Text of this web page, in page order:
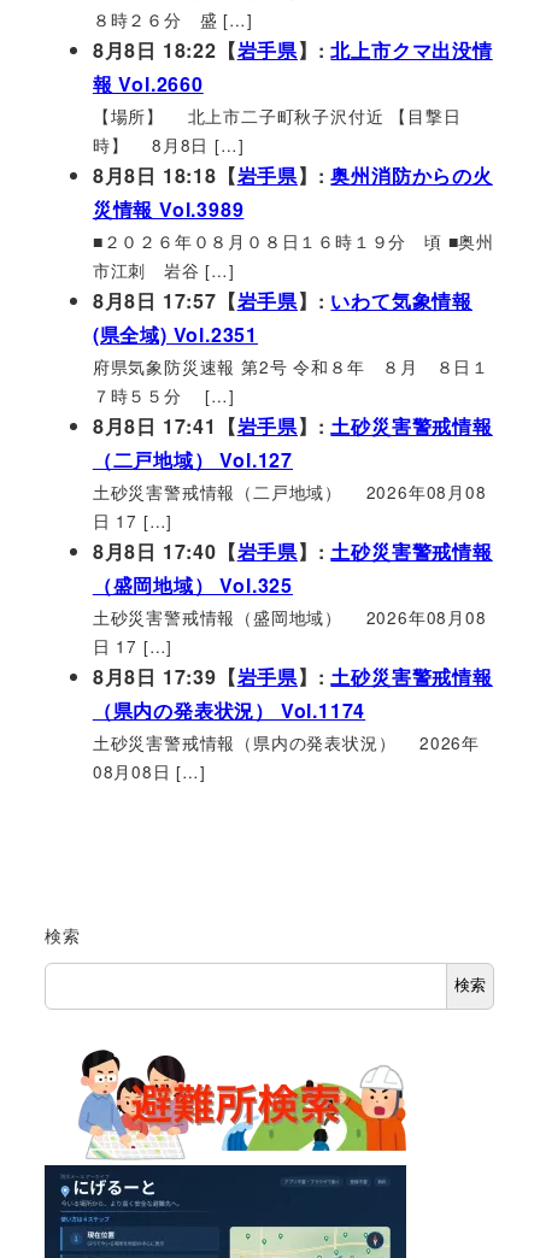
８時２６分 盛 […]
8月8日 18:22【岩手県】:北上市クマ出没情
報 Vol.2660
【場所】 北上市二子町秋子沢付近 【目撃日
時】 8月8日 […]
8月8日 18:18【岩手県】:奥州消防からの火
災情報 Vol.3989
■２０２６年０８月０８日１６時１９分 頃 ■奥州
市江刺 岩谷 […]
8月8日 17:57【岩手県】: いわて気象情報
(県全域) Vol.2351
府県気象防災速報 第2号 令和８年 ８月 ８日１
７時５５分 […]
8月8日 17:41【岩手県】:土砂災害警戒情報
（二戸地域） Vol.127
土砂災害警戒情報（二戸地域） 2026年08月08
日 17 […]
8月8日 17:40【岩手県】:土砂災害警戒情報
（盛岡地域） Vol.325
土砂災害警戒情報（盛岡地域） 2026年08月08
日 17 […]
8月8日 17:39【岩手県】:土砂災害警戒情報
（県内の発表状況） Vol.1174
土砂災害警戒情報（県内の発表状況） 2026年
08月08日 […]
検索
検索